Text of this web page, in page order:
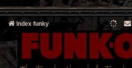
Index funky